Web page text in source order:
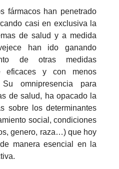
fármacos han penetrado
casi en exclusiva la
de salud y a medida
han ido ganando
de otras medidas
eficaces y con menos
omnipresencia para
de salud, ha opacado la
sobre los determinantes
social, condiciones
genero, raza…) que hoy
manera esencial en la